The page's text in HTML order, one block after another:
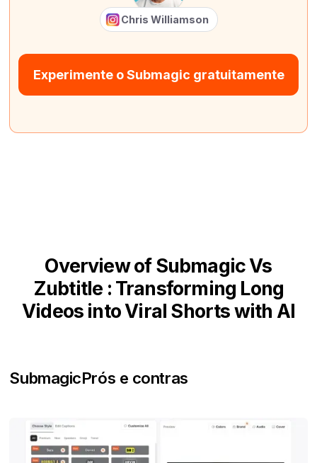
Chris Williamson
Experimente o Submagic gratuitamente
Overview of Submagic Vs
Zubtitle : Transforming Long
Videos into Viral Shorts with AI
SubmagicPrós e contras